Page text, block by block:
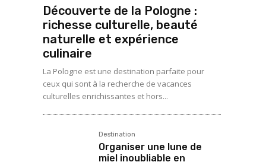
Découverte de la Pologne :
richesse culturelle, beauté
naturelle et expérience
culinaire
La Pologne est une destination parfaite pour
ceux qui sont à la recherche de vacances
culturelles enrichissantes et hors...
Destination
Organiser une lune de
miel inoubliable en